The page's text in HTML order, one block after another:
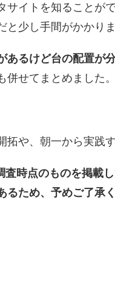
サイトを知ることがで
と少し手間がかかりま
あるけど台の配置が
併せてまとめました。
拓や、朝一から実践
時点のものを掲載
るため、予めご了承く